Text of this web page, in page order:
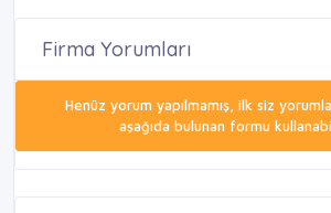
Firma Yorumları
Henüz yorum yapılmamış, ilk siz
aşağıda bulunan formu